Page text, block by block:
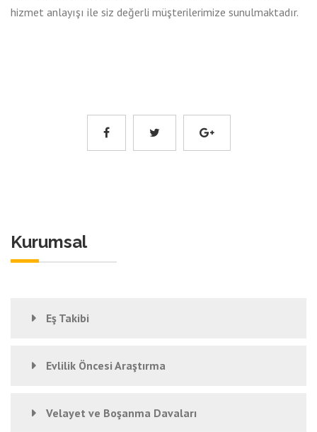
hizmet anlayışı ile siz değerli müşterilerimize sunulmaktadır.
Kurumsal
Eş Takibi
Evlilik Öncesi Araştırma
Velayet ve Boşanma Davaları